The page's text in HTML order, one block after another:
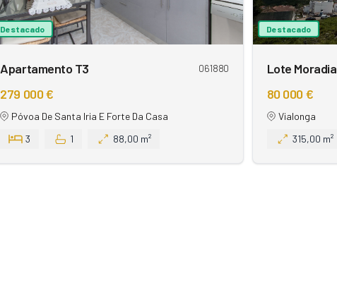
Destacado
Apartamento T3 061880
279 000 €
Póvoa De Santa Iria E Forte Da Casa
3
1 88,00 m²
Destacado
Lote Moradia
80 000 €
Vialonga
315,00 m²